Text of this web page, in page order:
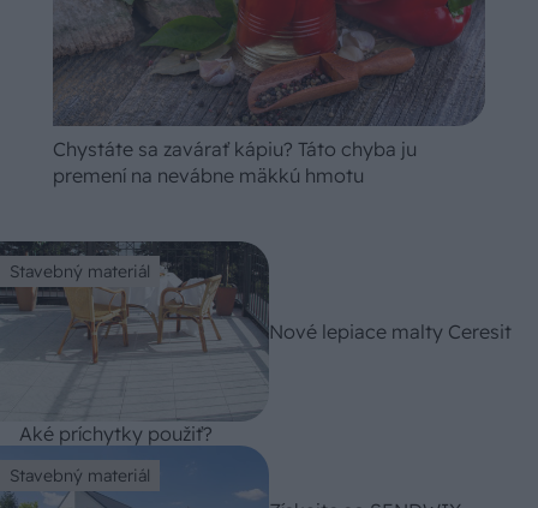
Chystáte sa zavárať kápiu? Táto chyba ju
premení na nevábne mäkkú hmotu
Stavebný materiál
Nové lepiace malty Ceresit
Aké príchytky použiť?
Stavebný materiál